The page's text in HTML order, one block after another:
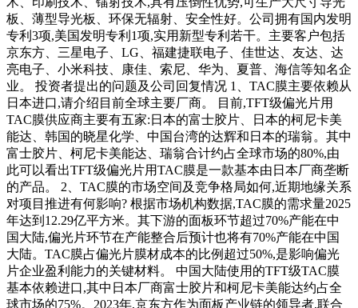
板、薄型导光板、环保无辐射、安全性好。公司拥有国内发明
专利3项,美国发明专利1项,实用新型专利若干。主要客户包括
京东方、三星电子、LG、福建捷联电子、佳世达、友达、达
亮电子、小米科技、康佳、索尼、华为、夏普、海信等知名企
业。 投资者提出的问题及公司回复情况 1、TAC膜主要依赖从
日本进口,请介绍目前全球主要厂商。 目前,TFT级偏光片用
TAC膜供应商主要有五家:日本的富士胶片、日本的柯尼卡美
能达、韩国的晓星化学、中国台湾的达辉和日本的瑞翁。其中
富士胶片、柯尼卡美能达、瑞翁合计约占全球市场的80%,由
此可以看出TFT级偏光片用TAC膜是一款基本由日本厂商垄断
的产品。 2、TAC膜的市场空间及竞争格局如何,近期地缘关系
对项目推进有何影响? 根据市场机构数据,TAC膜的需求量2025
年达到12.29亿平方米。其下游的面板环节超过70%产能在中
国大陆,偏光片环节在产能整合后预计也将有70%产能在中国
大陆。TAC膜占偏光片膜材成本的比例超过50%,是影响偏光
片企业盈利能力的关键材料。 中国大陆使用的TFT级TAC膜
基本依赖进口,其中日本厂商富士胶片和柯尼卡美能达约占全
球市场的75%。2023年,京东方作为面板产业链的领导者,联合